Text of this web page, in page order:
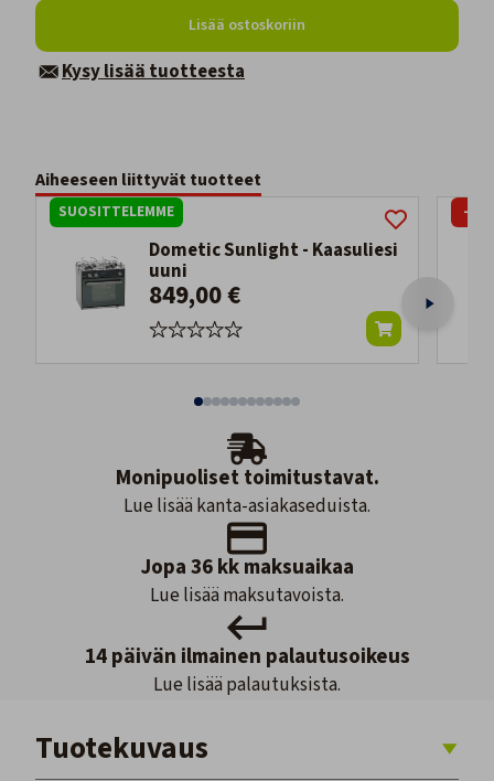
Lisää ostoskoriin
Kysy lisää tuotteesta
Aiheeseen liittyvät tuotteet
Dometic Sunlight - Kaasuliesi
uuni
849,00 €
SUOSITTELEMME -
Monipuoliset toimitustavat.
Lue lisää kanta-asiakaseduista.
Jopa 36 kk maksuaikaa
Lue lisää maksutavoista.
14 päivän ilmainen palautusoikeus
Lue lisää palautuksista.
Tuotekuvaus